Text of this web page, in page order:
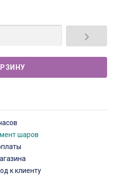

шаров
к клиенту